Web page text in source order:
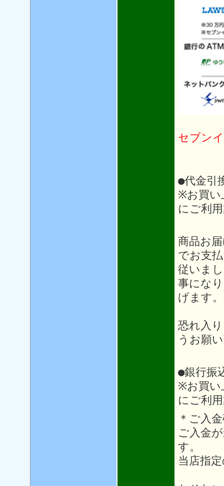
セブン
●代金引
※お買い
にご利
商品お
でお支
従いま
事にな
げます。
恐れ入
うお願
●銀行振
※お買い
にご利
＊ご入
ご入金
す。
当店指